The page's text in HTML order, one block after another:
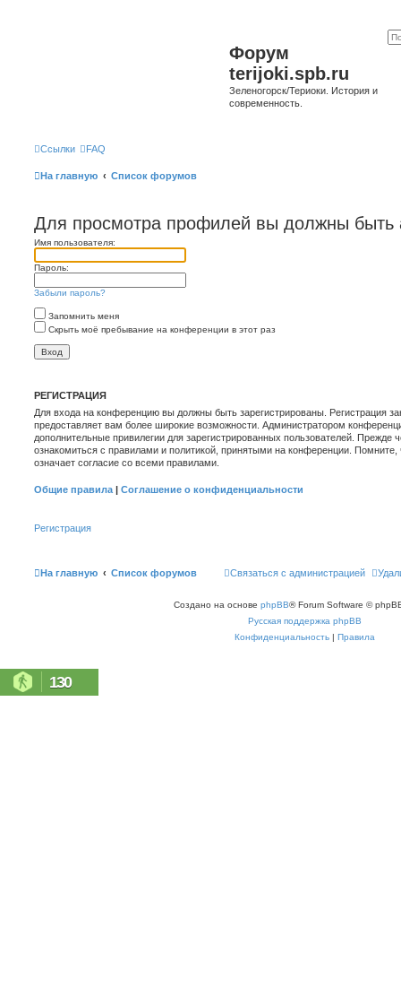
Форум
terijoki.spb.ru
Зеленогорск/Териоки. История и
современность.
Ссылки FAQ
На главную Список форумов
Для просмотра профилей вы должны быть
Имя пользователя:
Пароль:
Забыли пароль?
Запомнить меня
Скрыть моё пребывание на конференции в этот раз
РЕГИСТРАЦИЯ
Для входа на конференцию вы должны быть зарегистрированы. Регистрация
предоставляет вам более широкие возможности. Администратором
дополнительные привилегии для зарегистрированных пользователей. Прежде
ознакомиться с правилами и политикой, принятыми на конференции.
означает согласие со всеми правилами.
Общие правила | Соглашение о конфиденциальности
Регистрация
На главную Список форумов Связаться с администрацией
Создано на основе phpBB® Forum Software ©
Русская поддержка phpBB
Конфиденциальность | Правила
130